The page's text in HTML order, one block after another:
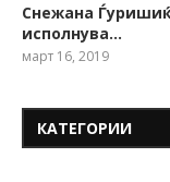
Снежана
исполнува…
март 16, 2019
КАТЕГОРИИ